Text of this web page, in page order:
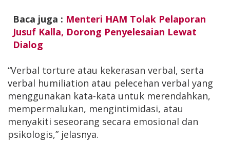
Baca juga : Menteri HAM Tolak Pelaporan
Jusuf Kalla, Dorong Penyelesaian Lewat
Dialog
“Verbal torture atau kekerasan verbal, serta
verbal humiliation atau pelecehan verbal yang
menggunakan kata-kata untuk merendahkan,
mempermalukan, mengintimidasi, atau
menyakiti seseorang secara emosional dan
psikologis,” jelasnya.